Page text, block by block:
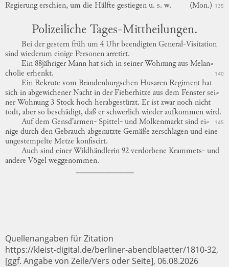
Regierung erschien, um die Hälfte gestiegen u. s. w. (Mon.) 135
Polizeiliche Tages-Mittheilungen.
Bei der gestern früh um 4 Uhr beendigten General-Visitation
sind wiederum einige Personen arretirt.
Ein 88jähriger Mann hat sich in seiner Wohnung aus Melan⸗
cholie erhenkt. 140
Ein Rekrute vom Brandenburgschen Husaren Regiment hat
sich in abgewichener Nacht in der Fieberhitze aus dem Fenstersei⸗
nerWohnung 3 Stock hoch herabgestürzt. Er ist zwar noch nicht
todt, aber so beschädigt, daß er schwerlich wieder aufkommen wird.
Auf dem Gensd’armen- Spittel- und Molkenmarkt sind ei⸗ 145
nige durch den Gebrauch abgenutzte Gemäße zerschlagen und eine
ungestempelte Metze konfiscirt.
Auch sind einer Wildhändlerin 92 verdorbene Krammets- und
andere Vögel weggenommen.
Quellenangaben für Zitation
https://kleist-digital.de/berliner-abendblaetter/1810-32,
[ggf. Angabe von Zeile/Vers oder Seite], 06.08.2026